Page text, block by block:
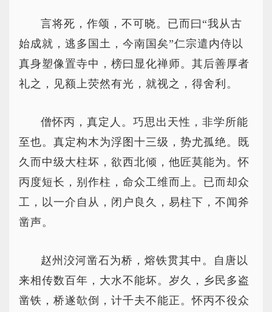
言将死，作颂，不可晓。已而曰“我从古
始成就，逃多国土，今南国矣”仁宗遣内侍以
真身塑像置寺中，榜曰显化禅师。其后善厚者
礼之，见额上荧然有光，就视之，得舍利。
僧怀丙，真定人。巧思出天性，非学所能
至也。真定构木为浮图十三级，势尤孤绝。既
久而中级大柱坏，欲西北倾，他匠莫能为。怀
丙度短长，别作柱，命众工维而上。已而却众
工，以一介自从，闭户良久，易柱下，不闻斧
凿声。
赵州洨河凿石为桥，熔铁贯其中。自唐以
来相传数百年，大水不能坏。岁久，乡民多盗
凿铁，桥遂欹倒，计千夫不能正。怀丙不役众